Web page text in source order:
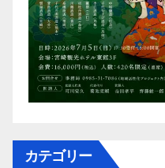
カテゴリー